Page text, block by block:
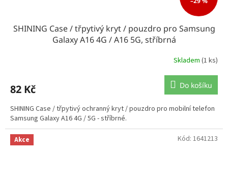
SHINING Case / třpytivý kryt / pouzdro pro Samsung
Galaxy A16 4G / A16 5G, stříbrná
Skladem (1 ks)
82 Kč Do košíku
SHINING Case / třpytivý ochranný kryt / pouzdro pro mobilní telefon
Samsung Galaxy A16 4G / 5G - stříbrné.
Akce Kód: 1641213